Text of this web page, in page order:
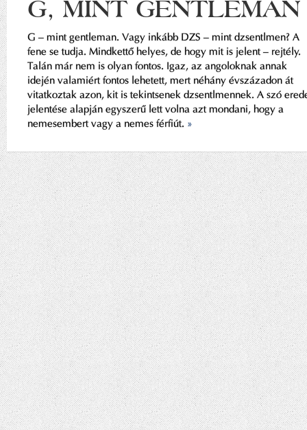
G, MINT GENTLEMAN
G – mint gentleman. Vagy inkább DZS – mint dzsentlmen? A
fene se tudja. Mindkettő helyes, de hogy mit is jelent – rejtély.
Talán már nem is olyan fontos. Igaz, az angoloknak annak
idején valamiért fontos lehetett, mert néhány évszázadon át
vitatkoztak azon, kit is tekintsenek dzsentlmennek. A szó
jelentése alapján egyszerű lett volna azt mondani, hogy a
nemesembert vagy a nemes férfiút. »